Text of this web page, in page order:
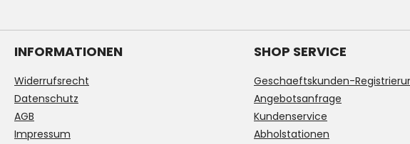
INFORMATIONEN
Widerrufsrecht
Datenschutz
AGB
Impressum
SHOP SERVICE
Geschaeftskunden-
Angebotsanfrage
Kundenservice
Abholstationen